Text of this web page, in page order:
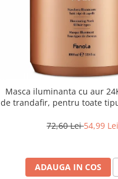
Masca iluminanta cu aur
de trandafir, pentru toate
72,60 Lei54,99 Lei
ADAUGA IN COS